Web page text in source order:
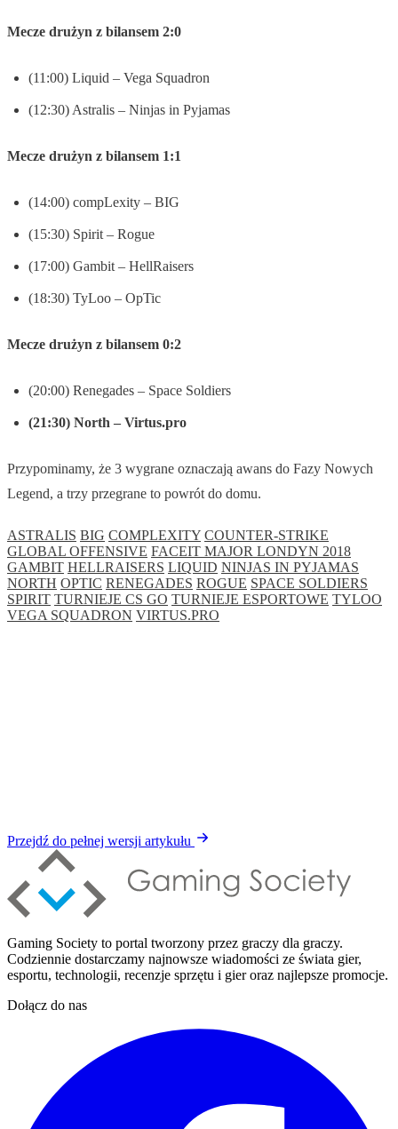
Mecze drużyn z bilansem 2:0
(11:00) Liquid – Vega Squadron
(12:30) Astralis – Ninjas in Pyjamas
Mecze drużyn z bilansem 1:1
(14:00) compLexity – BIG
(15:30) Spirit – Rogue
(17:00) Gambit – HellRaisers
(18:30) TyLoo – OpTic
Mecze drużyn z bilansem 0:2
(20:00) Renegades – Space Soldiers
(21:30) North – Virtus.pro
Przypominamy, że 3 wygrane oznaczają awans do Fazy Nowych
Legend, a trzy przegrane to powrót do domu.
ASTRALIS BIG COMPLEXITY COUNTER-STRIKE
GLOBAL OFFENSIVE FACEIT MAJOR LONDYN 2018
GAMBIT HELLRAISERS LIQUID NINJAS IN PYJAMAS
NORTH OPTIC RENEGADES ROGUE SPACE SOLDIERS
SPIRIT TURNIEJE CS GO TURNIEJE ESPORTOWE TYLOO
VEGA SQUADRON VIRTUS.PRO
Przejdź do pełnej wersji artykułu
Gaming Society to portal tworzony przez graczy dla graczy.
Codziennie dostarczamy najnowsze wiadomości ze świata gier,
esportu, technologii, recenzje sprzętu i gier oraz najlepsze promocje.
Dołącz do nas